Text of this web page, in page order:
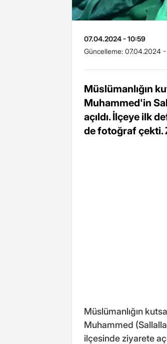
07.04.2024 - 10:59
Güncelleme: 07.04.2024 -
Müslümanlığın
Muhammed'in
açıldı. İlçeye ilk
de fotoğraf çekti.
Müslümanlığın
Muhammed
ilçesinde ziyarete